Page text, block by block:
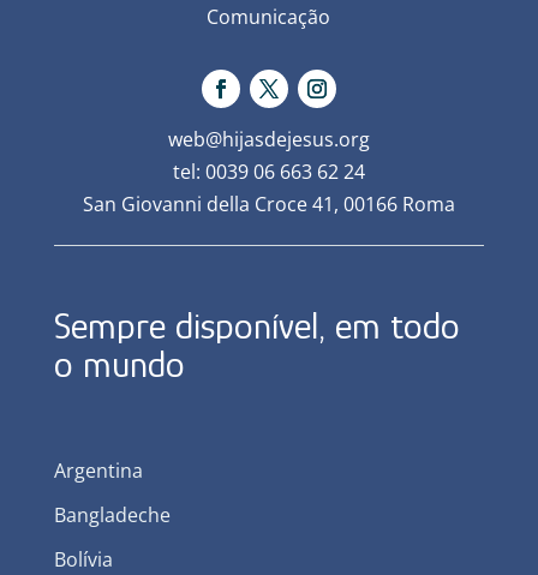
Comunicação
web@hijasdejesus.org
tel: 0039 06 663 62 24
San Giovanni della Croce 41, 00166 Roma
Sempre disponível, em todo
o mundo
Argentina
Bangladeche
Bolívia